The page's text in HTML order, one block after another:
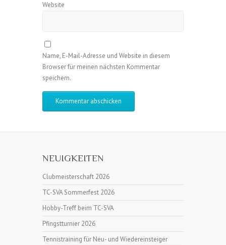
Website
Name, E-Mail-Adresse und Website in diesem
Browser für meinen nächsten Kommentar
speichern.
NEUIGKEITEN
Clubmeisterschaft 2026
TC-SVA Sommerfest 2026
Hobby-Treff beim TC-SVA
Pfingstturnier 2026
Tennistraining für Neu- und Wiedereinsteiger